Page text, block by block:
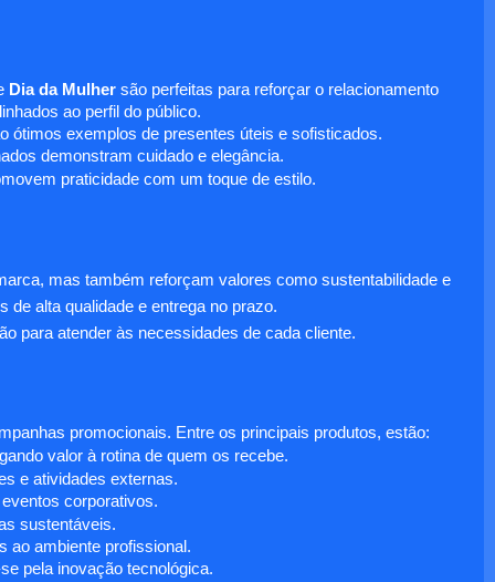
Dia da Mulher são perfeitas para reforçar o relacionamento
ao perfil do público.
ótimos exemplos de presentes úteis e sofisticados.
demonstram cuidado e elegância.
praticidade com um toque de estilo.
mas também reforçam valores como sustentabilidade e
alta qualidade e entrega no prazo.
para atender às necessidades de cada cliente.
promocionais. Entre os principais produtos, estão:
valor à rotina de quem os recebe.
e atividades externas.
corporativos.
sustentáveis.
ao ambiente profissional.
pela inovação tecnológica.